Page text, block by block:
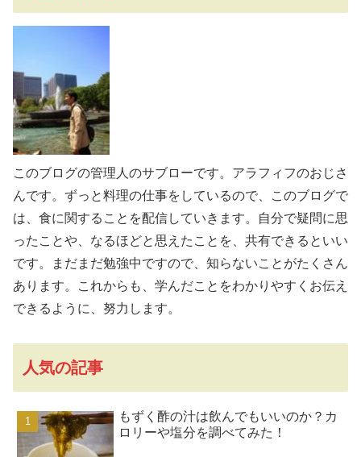
このブログの管理人のサブローです。アラフィフのおじさ
んです。ずっと料理の仕事をしているので、このブログで
は、食に関することを配信していきます。自分で疑問に思
ったことや、なるほどと思えたことを、共有できるといい
です。まだまだ勉強中ですので、知らないことがたくさん
あります。これからも、学んだことをわかりやすくお伝え
できるように、努力します。
人気の記事
もずく酢の汁は飲んでもいいのか？カ
ロリーや塩分を調べてみた！